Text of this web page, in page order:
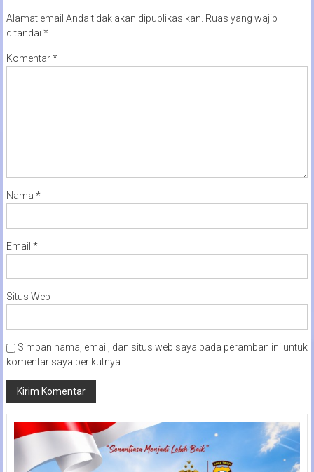
Alamat email Anda tidak akan dipublikasikan. Ruas yang wajib
ditandai *
Komentar*
Nama *
Email *
Situs Web
Simpan nama, email, dan situs web saya pada peramban ini untuk
komentar saya berikutnya.